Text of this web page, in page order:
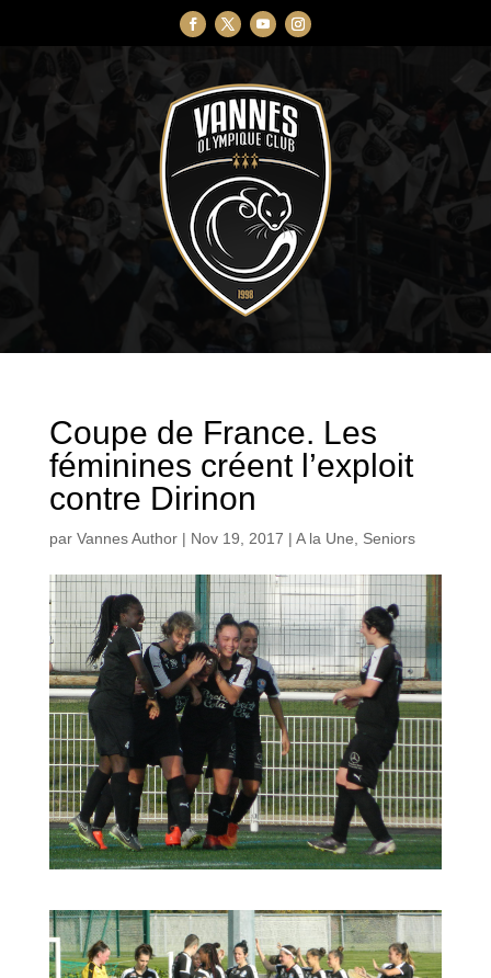
Coupe de France. Les
féminines créent l’exploit
contre Dirinon
par Vannes Author| Nov 19, 2017 | A la Une, Seniors